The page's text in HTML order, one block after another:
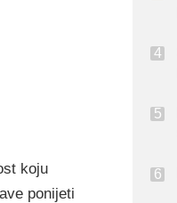
koju
ponijeti